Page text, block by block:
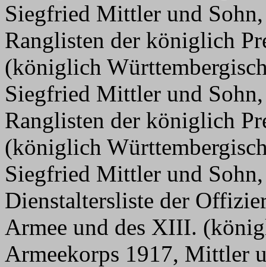
Siegfried Mittler und
Ranglisten der königlich
(königlich
Siegfried Mittler und
Ranglisten der königlich
(königlich
Siegfried Mittler und
Dienstaltersliste der
Armee und des XIII.
Armeekorps 1917, Mittler